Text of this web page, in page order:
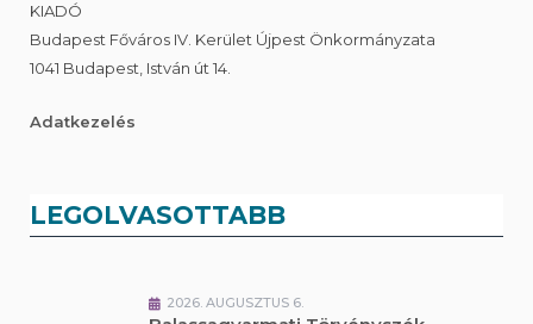
KIADÓ
Budapest Főváros IV. Kerület Újpest Önkormányzata
1041 Budapest, István út 14.
Adatkezelés
LEGOLVASOTTABB
2026. AUGUSZTUS 6.